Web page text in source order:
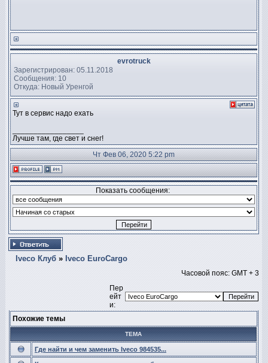
evrotruck
Зарегистрирован: 05.11.2018
Сообщения: 10
Откуда: Новый Уренгой
Тут в сервис надо ехать
Лучше там, где свет и снег!
Чт Фев 06, 2020 5:22 pm
Показать сообщения:
Iveco Клуб » Iveco EuroCargo
Часовой пояс: GMT + 3
Пер
ейт
и:
Похожие темы
ТЕМА
Где найти и чем заменить Iveco 984535...